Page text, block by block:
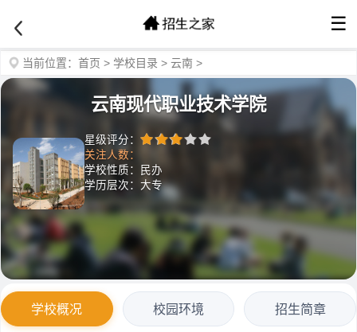
☰
当前位置： 首页 > 学校目录 > 云南 >
云南现代职业技术学院
星级评分：
关注人数：
学校性质：民办
学历层次：大专
学校概况 校园环境 招生简章